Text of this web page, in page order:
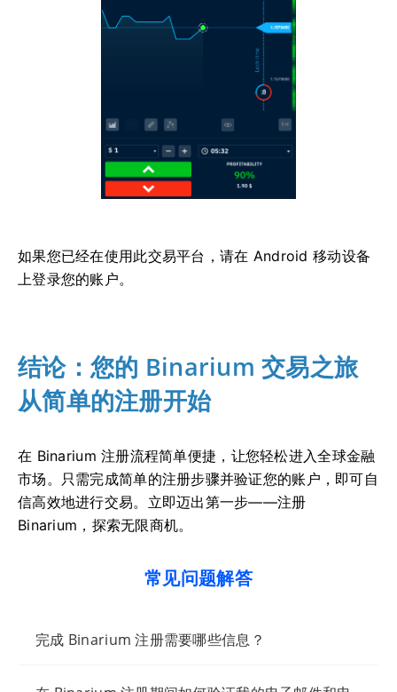
如果您已经在使用此交易平台，请在 Android 移动设备
上登录您的账户。
结论：您的 Binarium 交易之旅
从简单的注册开始
在 Binarium 注册流程简单便捷，让您轻松进入全球金融
市场。只需完成简单的注册步骤并验证您的账户，即可自
信高效地进行交易。立即迈出第一步——注册
Binarium，探索无限商机。
常见问题解答
完成 Binarium 注册需要哪些信息？